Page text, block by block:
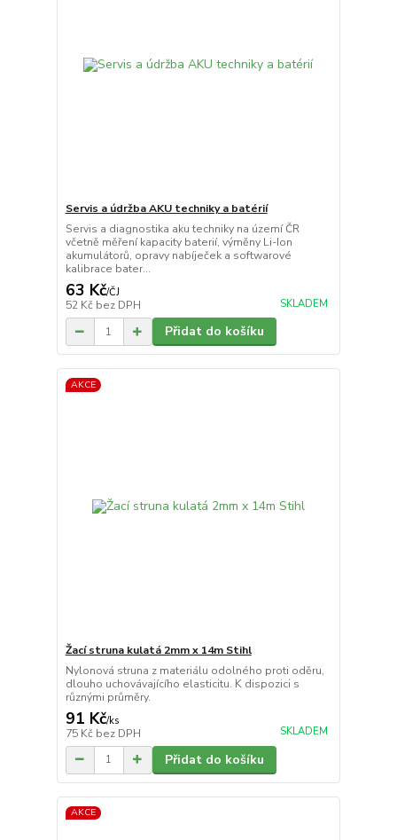
Servis a údržba AKU techniky a batérií
Servis a diagnostika aku techniky na území ČR
včetně měření kapacity baterií, výměny Li-Ion
akumulátorů, opravy nabíječek a softwarové
kalibrace bater...
63 Kč/ČJ
52 Kč bez DPH SKLADEM
Přidat do košíku
AKCE
Žací struna kulatá 2mm x 14m Stihl
Nylonová struna z materiálu odolného proti oděru,
dlouho uchovávajícího elasticitu. K dispozici s
různými průměry.
91 Kč/ks
75 Kč bez DPH SKLADEM
Přidat do košíku
AKCE